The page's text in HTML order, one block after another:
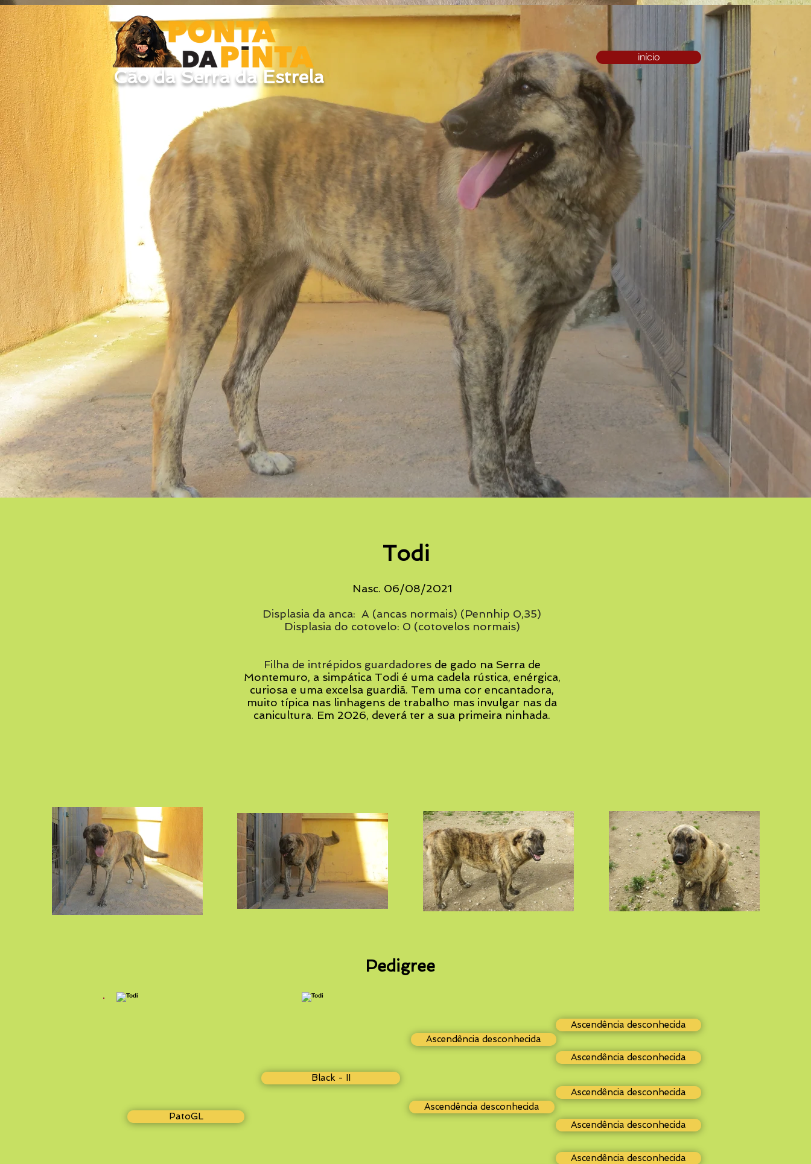
Cão da Serra da Estrela
início
Todi
Nasc. 06/08/2021
Displasia da anca: A (ancas normais) (Pennhip 0,35)
Displasia do cotovelo: 0 (cotovelos normais)
Filha de intrépidos guardadoresde gado na Serra de
Montemuro, a simpática Todi é uma cadela rústica, enérgica,
curiosa e uma excelsa guardiã. Tem uma cor encantadora,
muito típica nas linhagens de trabalho mas invulgar nas da
canicultura. Em 2026, deverá ter a sua primeira ninhada.
Pedigree
PatoGL
Black - II
Ascendência desconhecida
Ascendência desconhecida
Ascendência desconhecida
Ascendência desconhecida
Ascendência desconhecida
Ascendência desconhecida
Ascendência desconhecida